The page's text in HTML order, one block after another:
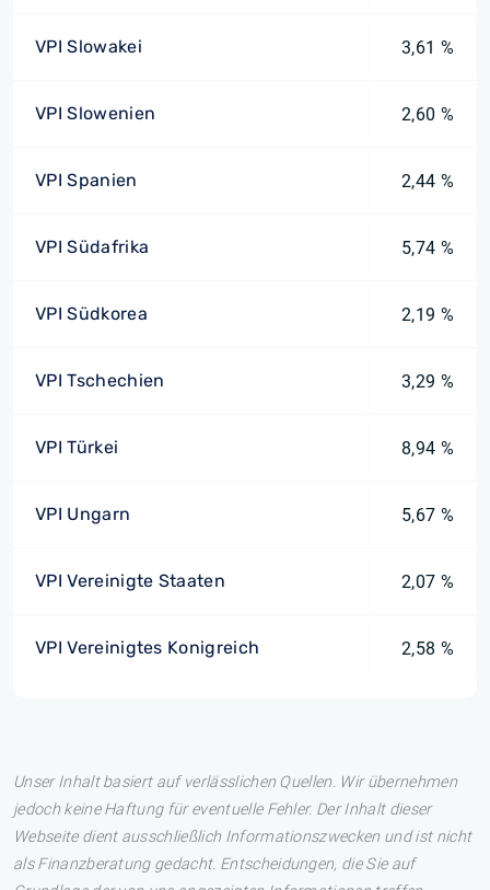
VPI Slowakei 3,61 %
VPI Slowenien 2,60 %
VPI Spanien 2,44 %
VPI Südafrika 5,74 %
VPI Südkorea 2,19 %
VPI Tschechien 3,29 %
VPI Türkei 8,94 %
VPI Ungarn 5,67 %
VPI Vereinigte Staaten 2,07 %
VPI Vereinigtes Konigreich 2,58 %
Unser Inhalt basiert auf verlässlichen Quellen. Wir übernehmen
jedoch keine Haftung für eventuelle Fehler. Der Inhalt dieser
Webseite dient ausschließlich Informationszwecken und ist nicht
als Finanzberatung gedacht. Entscheidungen, die Sie auf